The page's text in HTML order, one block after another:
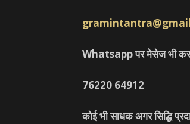
Whatsapp पर मेसेज भी
76220 64912
कोई भी साधक अगर सिद्धि